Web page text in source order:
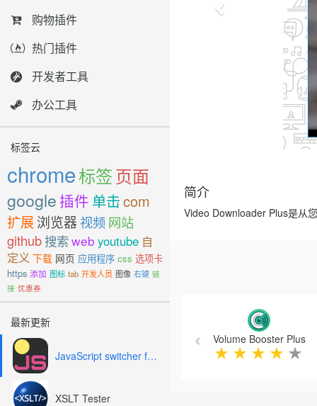
购物插件
热门插件
开发者工具
办公工具
标签云
chrome标签页面
google 插件 单击com
扩展浏览器 视频网站
github搜索web youtube 自
定义 下载 网页 应用程序 css 选项卡
https 添加 图标 tab 开发人员 图像 右键 链
接 优惠券
最新更新
JavaScript switcher for SEO and development
XSLT Tester
简介
Video Downloader Plus是从
Volume Booster Plus
★ ★ ★ ★ ★